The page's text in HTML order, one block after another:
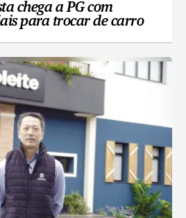
chega a PG com
para trocar de carro